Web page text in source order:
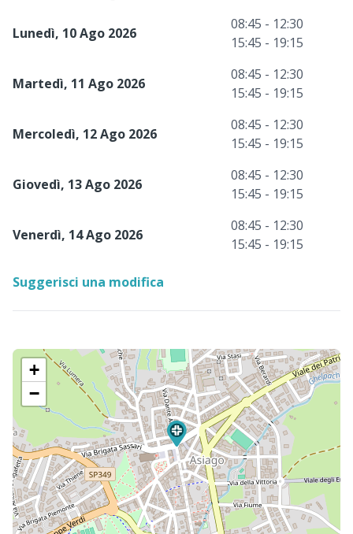
Lunedì, 10 Ago 2026
08:45 - 12:30
15:45 - 19:15
Martedì, 11 Ago 2026
08:45 - 12:30
15:45 - 19:15
Mercoledì, 12 Ago 2026
08:45 - 12:30
15:45 - 19:15
Giovedì, 13 Ago 2026
08:45 - 12:30
15:45 - 19:15
Venerdì, 14 Ago 2026
08:45 - 12:30
15:45 - 19:15
Suggerisci una modifica
+
−